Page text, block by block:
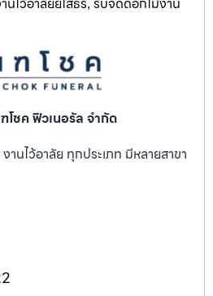
,
ชค ฟิวเนอรัล จำกัด
นไว้อาลัย ทุกประเภท มีหลายสาขา